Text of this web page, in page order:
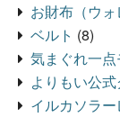
お財布（ウォ
ベルト (8)
気まぐれ一点
よりもい公
イルカソラー